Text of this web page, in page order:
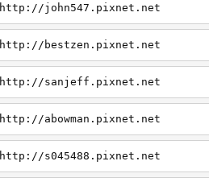
http://john547.pixnet.net
http://bestzen.pixnet.net
http://sanjeff.pixnet.net
http://abowman.pixnet.net
http://s045488.pixnet.net